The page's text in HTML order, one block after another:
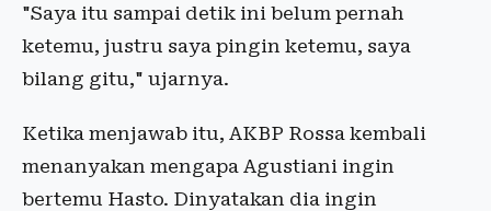
"Saya itu sampai detik ini belum pernah
ketemu, justru saya pingin ketemu, saya
bilang gitu," ujarnya.
Ketika menjawab itu, AKBP Rossa kembali
menanyakan mengapa Agustiani ingin
bertemu Hasto. Dinyatakan dia ingin